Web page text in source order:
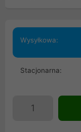
Wysyłkowa:
Stacjonarna: